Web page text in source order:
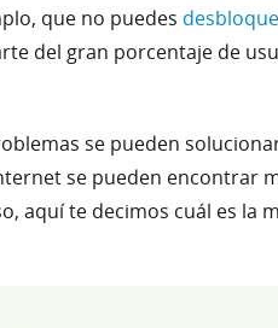
que no puedes
del gran porcentaje de
se pueden
se pueden encontrar
aquí te decimos cuál es la